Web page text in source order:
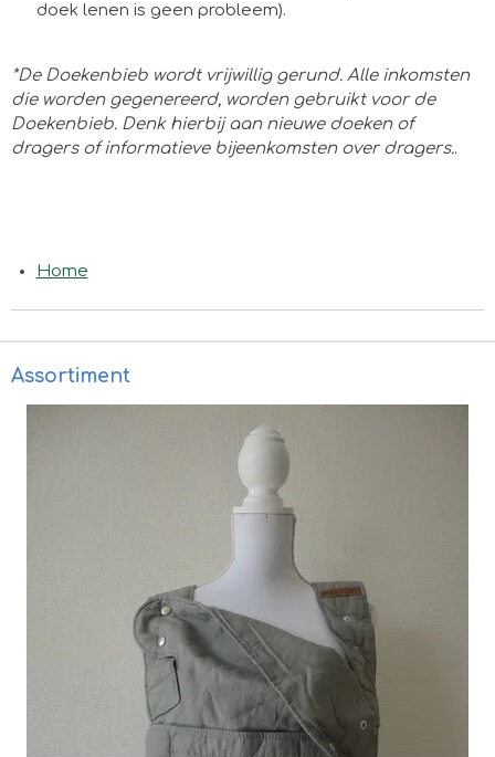
doek lenen is geen probleem).
​*De Doekenbieb wordt vrijwillig gerund. Alle inkomsten
die worden gegenereerd, worden gebruikt voor de
Doekenbieb. Denk hierbij aan nieuwe doeken of
dragers of informatieve bijeenkomsten over dragers..
Home
Assortiment